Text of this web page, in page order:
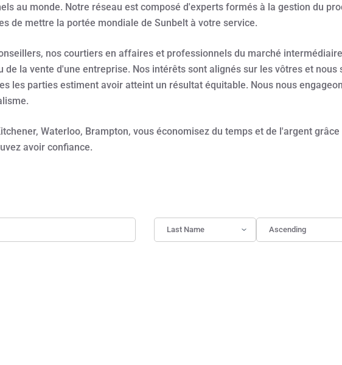
au monde. Notre réseau est composé d'experts formés à la gestion du
de mettre la portée mondiale de Sunbelt à votre service.
nos courtiers en affaires et professionnels du marché
de la vente d'une entreprise. Nos intérêts sont alignés sur les vôtres et nous
les parties estiment avoir atteint un résultat équitable. Nous nous
Waterloo, Brampton, vous économisez du temps et de l'argent
avoir confiance.